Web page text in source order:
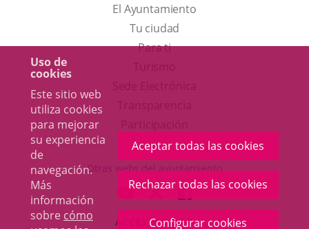
Uso de
cookies
Este sitio web
utiliza cookies
para mejorar
su experiencia
de
navegación.
Más
información
sobre cómo
Aceptar todas las cookies
Rechazar todas las cookies
Configurar cookies
El Ayuntamiento
Tu ciudad
Para ti
en
una
ventana
nueva.
aplicación
externa.
Otras webs del ayuntamiento
ENLACE
A
ENLACE
A
ENLACE
A
ACCESIBILIDAD